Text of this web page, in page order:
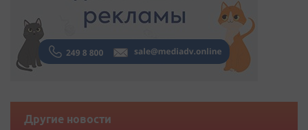
Другие новости